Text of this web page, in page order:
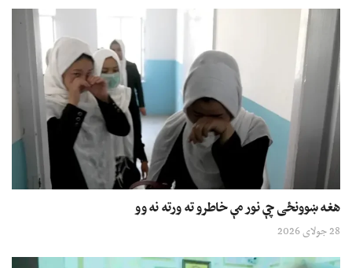
هغه ښوونځی چې نور مې خاطرو ته ورته نه وو
28 جولای 2026